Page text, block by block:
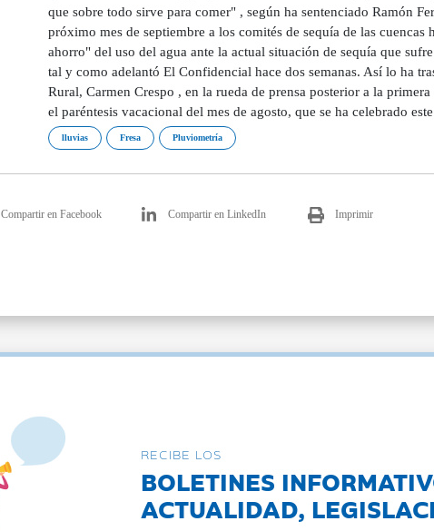
que sobre todo sirve para comer" , según ha sentenciado Ramón
próximo mes de septiembre a los comités de sequía de las
ahorro" del uso del agua ante la actual situación de sequía que
tal y como adelantó El Confidencial hace dos semanas. Así lo ha
Rural, Carmen Crespo , en la rueda de prensa posterior a la
el paréntesis vacacional del mes de agosto, que se ha celebrado
lluvias Fresa Pluviometría
Compartir en Facebook Compartir en LinkedIn Imprimir
RECIBE LOS
BOLETINES
ACTUALIDAD,